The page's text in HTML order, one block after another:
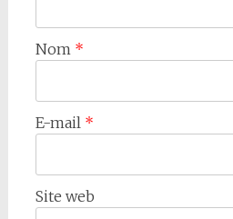
Nom *
E-mail *
Site web